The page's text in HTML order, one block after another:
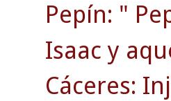
Pepín: "
Isaac y
Cáceres: